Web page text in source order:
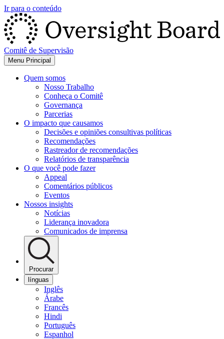
Ir para o conteúdo
Comitê de Supervisão
Menu Principal
Quem somos
Nosso Trabalho
Conheça o Comitê
Governança
Parcerias
O impacto que causamos
Decisões e opiniões consultivas políticas
Recomendações
Rastreador de recomendações
Relatórios de transparência
O que você pode fazer
Appeal
Comentários públicos
Eventos
Nossos insights
Notícias
Liderança inovadora
Comunicados de imprensa
Procurar
línguas
Inglês
Árabe
Francês
Hindi
Português
Espanhol